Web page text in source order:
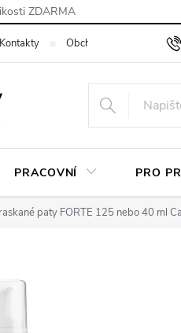
ZDARMA
Kontakty Obchodní podmínky
PRACOVNÍ PRO
paty FORTE 125 nebo 40 ml